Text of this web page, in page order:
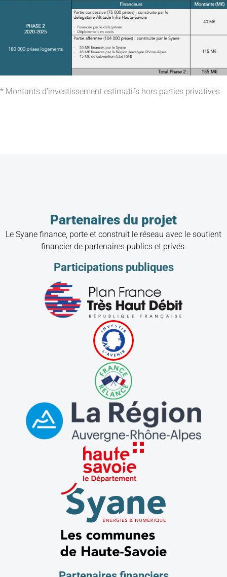
* Montants d’investissement estimatifs hors parties privatives
Partenaires du projet
Le Syane finance, porte et construit le réseau avec le soutient
financier de partenaires publics et privés.
Participations publiques